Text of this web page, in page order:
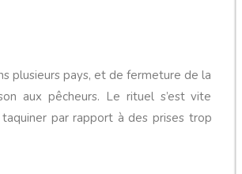
plusieurs pays, et de fermeture de la
aux pêcheurs. Le rituel s’est vite
par rapport à des prises trop